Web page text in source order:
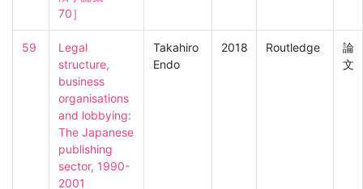
70］
59
Legal
structure,
business
organisations
and lobbying:
The Japanese
publishing
sector, 1990-
2001
Takahiro
Endo
2018 Routledge
論
文